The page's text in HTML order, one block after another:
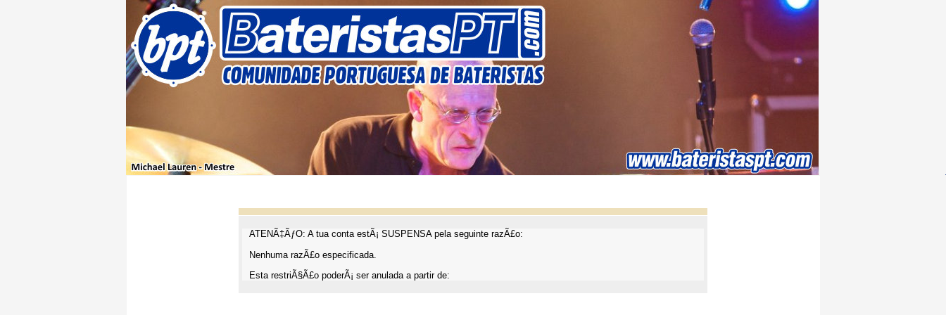
ATENÃ‡ÃƒO: A tua conta estÃ¡ SUSPENSA pela seguinte razÃ£o:
Nenhuma razÃ£o especificada.
Esta restriÃ§Ã£o poderÃ¡ ser anulada a partir de: